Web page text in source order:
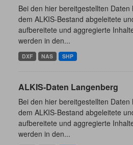
Bei den hier bereitgestellten
dem ALKIS-Bestand abgeleitete
aufbereitete und aggregierte
werden in den...
DXF NAS SHP
ALKIS-Daten Langenberg
Bei den hier bereitgestellten
dem ALKIS-Bestand abgeleitete
aufbereitete und aggregierte
werden in den...